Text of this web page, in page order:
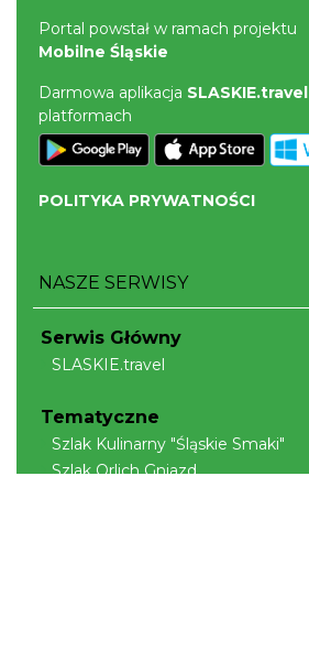
Portal powstał w ramach projektu
Mobilne Śląskie
Darmowa aplikacja SLASKIE.travel
platformach
POLITYKA PRYWATNOŚCI
NASZE SERWISY
Serwis Główny
SLASKIE.travel
Tematyczne
Szlak Kulinarny "Śląskie Smaki"
Szlak Orlich Gniazd